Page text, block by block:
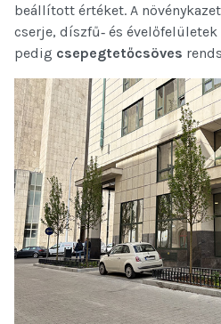
beállított értéket. A
cserje, díszfű‐ és évelőfelületek
pedig csepegtetőcsöves